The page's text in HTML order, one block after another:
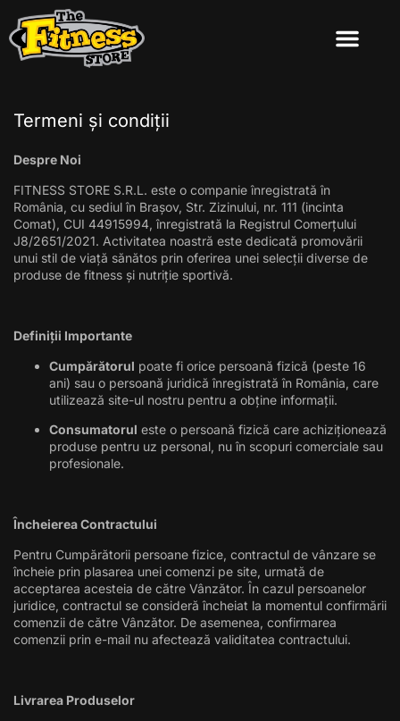
Termeni și condiții
Despre Noi
FITNESS STORE S.R.L. este o companie înregistrată în
România, cu sediul în Brașov, Str. Zizinului, nr. 111 (incinta
Comat), CUI 44915994, înregistrată la Registrul Comerțului
J8/2651/2021. Activitatea noastră este dedicată promovării
unui stil de viață sănătos prin oferirea unei selecții diverse de
produse de fitness și nutriție sportivă.
Definiții Importante
Cumpărătorul poate fi orice persoană fizică (peste 16
ani) sau o persoană juridică înregistrată în România, care
utilizează site-ul nostru pentru a obține informații.
Consumatorul este o persoană fizică care achiziționează
produse pentru uz personal, nu în scopuri comerciale sau
profesionale.
Încheierea Contractului
Pentru Cumpărătorii persoane fizice, contractul de vânzare se
încheie prin plasarea unei comenzi pe site, urmată de
acceptarea acesteia de către Vânzător. În cazul persoanelor
juridice, contractul se consideră încheiat la momentul confirmării
comenzii de către Vânzător. De asemenea, confirmarea
comenzii prin e-mail nu afectează validitatea contractului.
Livrarea Produselor